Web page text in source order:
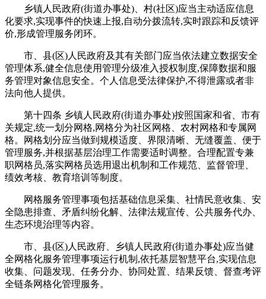
乡镇人民政府(街道办事处)、村(社区)应当主动适应信息
化要求,实现事件的快速上报,自动分拨流转,实时跟踪和反馈评
价,形成管理服务闭环。
市、县(区)人民政府及其有关部门应当依法建立数据安全
管理体系,健全信息使用管理分级准入授权制度,保障数据和服
务管理对象信息安全。个人信息受法律保护,不得泄露或者非
法向他人提供。
第十四条 乡镇人民政府(街道办事处)按照国家和省、市有
关规定,统一划分网格,网格分为社区网格、农村网格和专属网
格。网格划分应当做到规模适度、界限清晰、无缝覆盖、便于
管理服务,并根据基层治理工作需要适时调整。合理配置专兼
职网格员,落实网格员选用退出机制和工作规范、监督管理、
绩效考核、教育培训等制度。
网格服务管理事项包括基础信息采集、社情民意收集、安
全隐患排查、矛盾纠纷化解、法律法规宣传、公共服务代办、
生态环境治理等内容。
市、县(区)人民政府、乡镇人民政府(街道办事处)应当健
全网格化服务管理事项运行机制,依托基层智慧平台,实现信息
收集、问题发现、任务分办、协同处置、结果反馈、督查考评
全链条网格化管理服务。